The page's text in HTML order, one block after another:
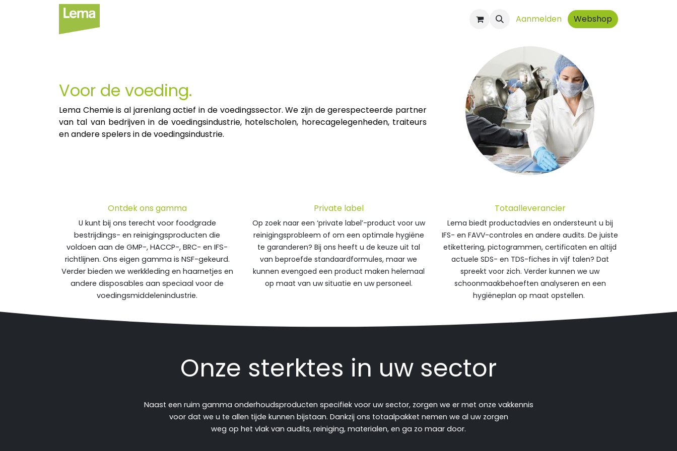
Aanmelden Webshop
Voor de voeding.
Lema Chemie is al jarenlang actief in de voedingssector. We zijn de gerespecteerde partner
van tal van bedrijven in de voedingsindustrie, hotelscholen, horecagelegenheden, traiteurs
en andere spelers in de voedingsindustrie.
Ontdek ons gamma
U kunt bij ons terecht voor foodgrade
bestrijdings- en reinigingsproducten die
voldoen aan de GMP-, HACCP-, BRC- en IFS-
richtlijnen. Ons eigen gamma is NSF-gekeurd.
Verder bieden we werkkleding en haarnetjes en
andere disposables aan speciaal voor de
voedingsmiddelenindustrie.
Private label
Op zoek naar een ‘private label’-product voor uw
reinigingsprobleem of om een optimale hygiëne
te garanderen? Bij ons heeft u de keuze uit tal
van beproefde standaardformules, maar we
kunnen evengoed een product maken helemaal
op maat van uw situatie en uw personeel.
Totaalleverancier
Lema biedt productadvies en ondersteunt u bij
IFS- en FAVV-controles en andere audits. De juiste
etikettering, pictogrammen, certificaten en altijd
actuele SDS- en TDS-fiches in vijf talen? Dat
spreekt voor zich. Verder kunnen we uw
schoonmaakbehoeften analyseren en een
hygiëneplan op maat opstellen.
Onze sterktes in uw sector
Naast een ruim gamma onderhoudsproducten specifiek voor uw sector, zorgen we er met onze vakkennis
voor dat we u te allen tijde kunnen bijstaan. Dankzij ons totaalpakket nemen we al uw zorgen
weg op het vlak van audits, reiniging, materialen, en ga zo maar door.